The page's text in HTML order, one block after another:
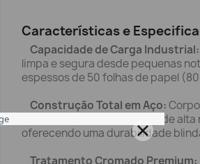
Características e
Capacidade de Carga Industrial:
limpa e segura desde pequenas
espessos de 50 folhas de papel
Construção Total em Aço:
internos fabricados em aço de
oferecendo uma durabilidade
Tratamento Cromado Premium: